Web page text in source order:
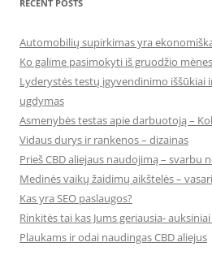
RECENT POSTS
Automobilių supirkimas yra
Ko galime pasimokyti iš gruodžio
Lyderystės testų įgyvendinimo iššūkiai
ugdymas
Asmenybės testas apie darbuotoją –
Vidaus durys ir rankenos – dizainas
Prieš CBD aliejaus naudojimą – svarbu
Medinės vaikų žaidimų aikštelės –
Kas yra SEO paslaugos?
Rinkitės tai kas Jums geriausia-
Plaukams ir odai naudingas CBD aliejus